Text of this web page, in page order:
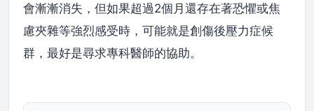
會漸漸消失，但如果超過2個月還存在著恐懼或焦
慮夾雜等強烈感受時，可能就是創傷後壓力症候
群，最好是尋求專科醫師的協助。